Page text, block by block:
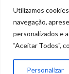
Utilizamos
navegação,
personalizados e
"Aceitar Todos",
Personalizar